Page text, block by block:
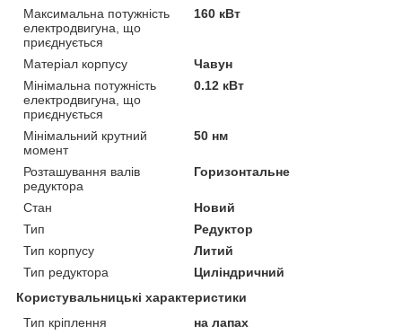
Максимальна потужність
електродвигуна, що
приєднується
160 кВт
Матеріал корпусу
Чавун
Мінімальна потужність
електродвигуна, що
приєднується
0.12 кВт
Мінімальний крутний
момент
50 нм
Розташування валів
редуктора
Горизонтальне
Стан
Новий
Тип
Редуктор
Тип корпусу
Литий
Тип редуктора
Циліндричний
Користувальницькі характеристики
Тип кріплення
на лапах